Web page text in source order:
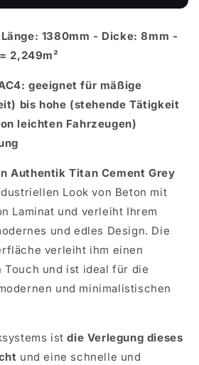
1380mm - Dicke: 8mm -
2,249m²
geeignet für mäßige
bis hohe (stehende Tätigkeit
leichten Fahrzeugen)
Authentik Titan Cement Grey
Look von Beton mit
Laminat und verleiht Ihrem
und edles Design. Die
verleiht ihm einen
Touch und ist ideal für die
und minimalistischen
istdie Verlegung dieses
und eine schnelle und